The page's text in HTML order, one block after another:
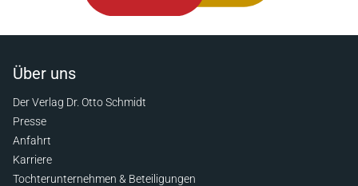
Über uns
Der Verlag Dr. Otto Schmidt
Presse
Anfahrt
Karriere
Tochterunternehmen & Beteiligungen